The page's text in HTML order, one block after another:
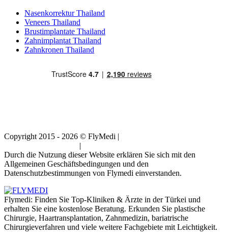
Nasenkorrektur Thailand
Veneers Thailand
Brustimplantate Thailand
Zahnimplantat Thailand
Zahnkronen Thailand
Copyright 2015 - 2026 © FlyMedi |
|
Durch die Nutzung dieser Website erklären Sie sich mit den
Allgemeinen Geschäftsbedingungen und den
Datenschutzbestimmungen von Flymedi einverstanden.
Flymedi: Finden Sie Top-Kliniken & Ärzte in der Türkei und
erhalten Sie eine kostenlose Beratung. Erkunden Sie plastische
Chirurgie, Haartransplantation, Zahnmedizin, bariatrische
Chirurgieverfahren und viele weitere Fachgebiete mit Leichtigkeit.